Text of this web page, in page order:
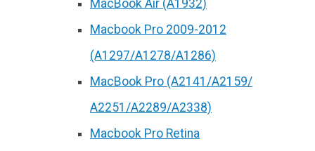
MacBook Air (A1932)
Macbook Pro 2009-2012
(A1297/A1278/A1286)
MacBook Pro (А2141/А2159/
А2251/A2289/A2338)
Macbook Pro Retina